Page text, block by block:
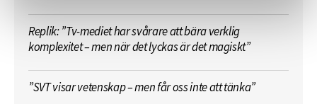
Replik: ”Tv-mediet har svårare att bära verklig
komplexitet – men när det lyckas är det magiskt”
”SVT visar vetenskap – men får oss inte att tänka”